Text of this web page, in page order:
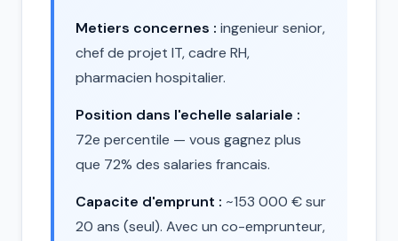
Metiers concernes : ingenieur senior,
chef de projet IT, cadre RH,
pharmacien hospitalier.
Position dans l'echelle salariale :
72e percentile — vous gagnez plus
que 72% des salaries francais.
Capacite d'emprunt : ~153 000 € sur
20 ans (seul). Avec un co-emprunteur,